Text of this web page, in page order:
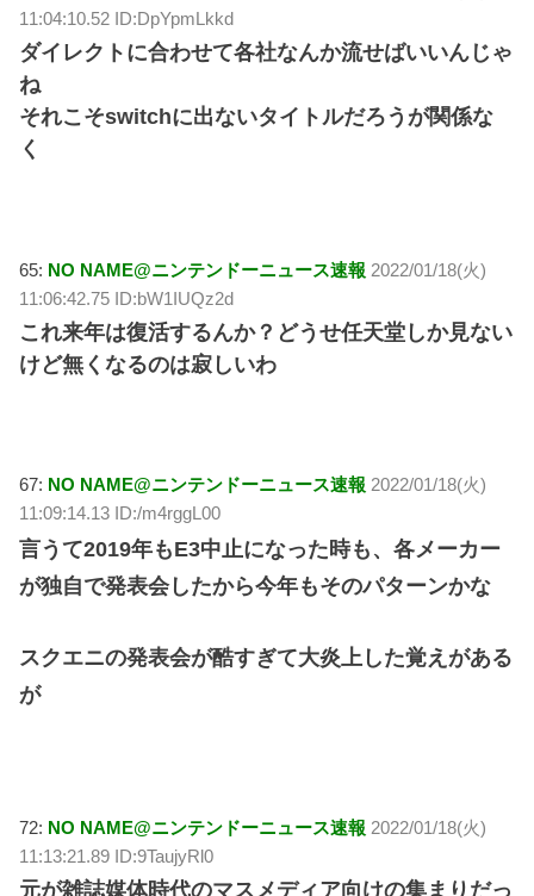
11:04:10.52 ID:DpYpmLkkd
ダイレクトに合わせて各社なんか流せばいいんじゃ
ね
それこそswitchに出ないタイトルだろうが関係な
く
65: NO NAME@ニンテンドーニュース速報 2022/01/18(火)
11:06:42.75 ID:bW1IUQz2d
これ来年は復活するんか？どうせ任天堂しか見ない
けど無くなるのは寂しいわ
67: NO NAME@ニンテンドーニュース速報 2022/01/18(火)
11:09:14.13 ID:/m4rggL00
言うて2019年もE3中止になった時も、各メーカー
が独自で発表会したから今年もそのパターンかな
スクエニの発表会が酷すぎて大炎上した覚えがある
が
72: NO NAME@ニンテンドーニュース速報 2022/01/18(火)
11:13:21.89 ID:9TaujyRl0
元が雑誌媒体時代のマスメディア向けの集まりだっ